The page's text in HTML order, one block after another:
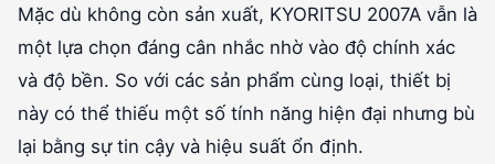
Mặc dù không còn sản xuất, KYORITSU 2007A vẫn là
một lựa chọn đáng cân nhắc nhờ vào độ chính xác
và độ bền. So với các sản phẩm cùng loại, thiết bị
này có thể thiếu một số tính năng hiện đại nhưng bù
lại bằng sự tin cậy và hiệu suất ổn định.